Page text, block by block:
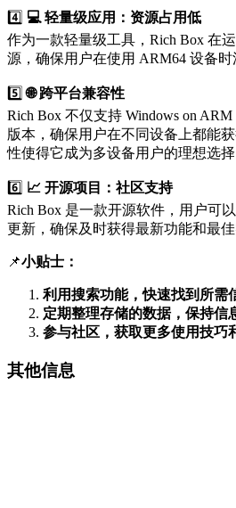
4️⃣ 💻 轻量级应用：资源占用低
作为一款轻量级工具，Rich Box 在
源，确保用户在使用 ARM64 设备
5️⃣🌐 跨平台兼容性
Rich Box 不仅支持 Windows on
版本，确保用户在不同设备上都能
性使得它成为多设备用户的理想选
6️⃣ 📈 开源项目：社区支持
Rich Box 是一款开源软件，用户可
更新，确保及时获得最新功能和最
📌小贴士：
利用搜索功能，快速找到所需
定期整理存储的数据，保持信
参与社区，获取更多使用技巧
其他信息